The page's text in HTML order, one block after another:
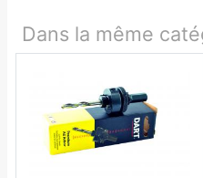
Dans la même